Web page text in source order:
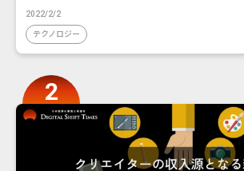
2022/2/2
テクノロジー